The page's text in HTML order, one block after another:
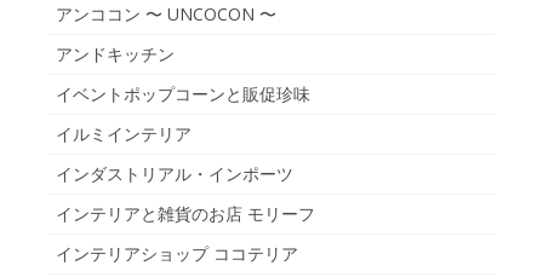
アンココン 〜 UNCOCON 〜
アンドキッチン
イベントポップコーンと販促珍味
イルミインテリア
インダストリアル・インポーツ
インテリアと雑貨のお店 モリーフ
インテリアショップ ココテリア